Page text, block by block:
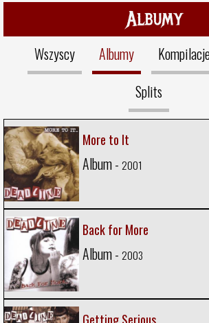
Albumy
Wszyscy Albumy
Splits
More to It
Album - 2001
Back for More
Album - 2003
Getting Serious